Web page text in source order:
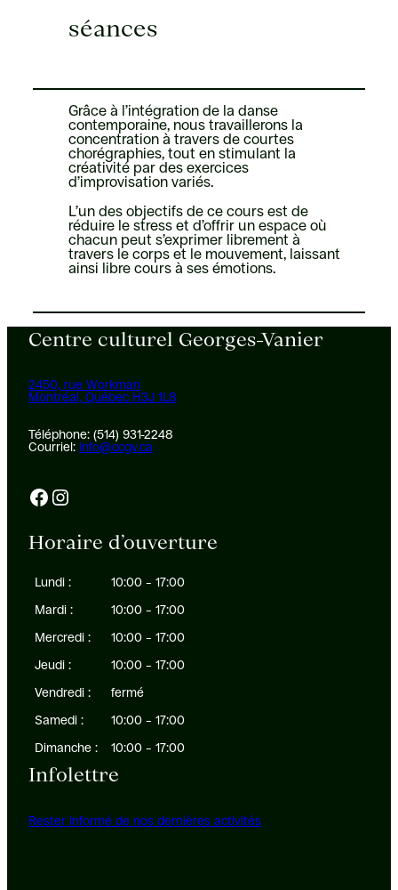
séances
Grâce à l’intégration de la danse
contemporaine, nous travaillerons la
concentration à travers de courtes
chorégraphies, tout en stimulant la
créativité par des exercices
d’improvisation variés.
L’un des objectifs de ce cours est de
réduire le stress et d’offrir un espace où
chacun peut s’exprimer librement à
travers le corps et le mouvement, laissant
ainsi libre cours à ses émotions.
Centre culturel Georges-Vanier
2450, rue Workman
Montréal, Québec H3J 1L8
Téléphone: (514) 931-2248
Courriel: info@ccgv.ca
Facebook Instagram
Horaire d’ouverture
Lundi :
10:00 – 17:00
Mardi :
10:00 – 17:00
Mercredi :
10:00 – 17:00
Jeudi :
10:00 – 17:00
Vendredi :
fermé
Samedi :
10:00 – 17:00
Dimanche :
10:00 – 17:00
Infolettre
Rester informé de nos dernières activités